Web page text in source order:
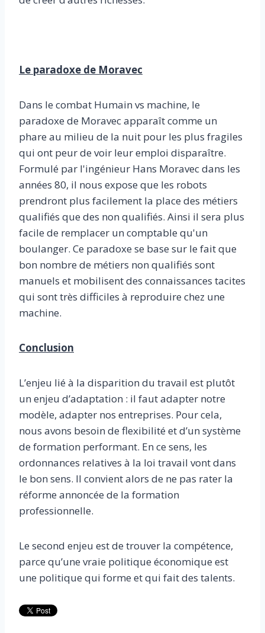
Le paradoxe de Moravec
Dans le combat Humain vs machine, le
paradoxe de Moravec apparaît comme un
phare au milieu de la nuit pour les plus fragiles
qui ont peur de voir leur emploi disparaître.
Formulé par l'ingénieur Hans Moravec dans les
années 80, il nous expose que les robots
prendront plus facilement la place des métiers
qualifiés que des non qualifiés. Ainsi il sera plus
facile de remplacer un comptable qu'un
boulanger. Ce paradoxe se base sur le fait que
bon nombre de métiers non qualifiés sont
manuels et mobilisent des connaissances tacites
qui sont très difficiles à reproduire chez une
machine.
Conclusion
L’enjeu lié à la disparition du travail est plutôt
un enjeu d’adaptation : il faut adapter notre
modèle, adapter nos entreprises. Pour cela,
nous avons besoin de flexibilité et d’un système
de formation performant. En ce sens, les
ordonnances relatives à la loi travail vont dans
le bon sens. Il convient alors de ne pas rater la
réforme annoncée de la formation
professionnelle.
Le second enjeu est de trouver la compétence,
parce qu’une vraie politique économique est
une politique qui forme et qui fait des talents.